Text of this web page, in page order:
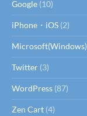
Google (10)
iPhone・iOS (2)
Microsoft(Windows)
Twitter (3)
WordPress (87)
Zen Cart (4)